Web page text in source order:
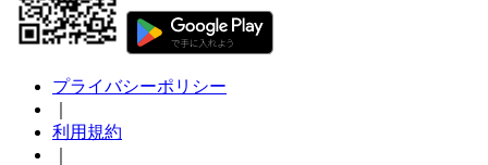
プライバシーポリシー
利用規約